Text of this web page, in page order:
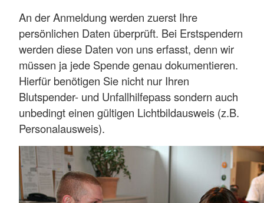
An der Anmeldung werden zuerst Ihre
persönlichen Daten überprüft. Bei Erstspendern
werden diese Daten von uns erfasst, denn wir
müssen ja jede Spende genau dokumentieren.
Hierfür benötigen Sie nicht nur Ihren
Blutspender- und Unfallhilfepass sondern auch
unbedingt einen gültigen Lichtbildausweis (z.B.
Personalausweis).